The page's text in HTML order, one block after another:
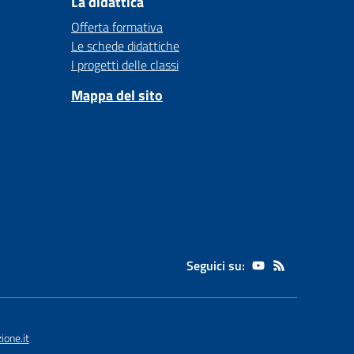
Offerta formativa
Le schede didattiche
I progetti delle classi
Mappa del sito
Seguici su: